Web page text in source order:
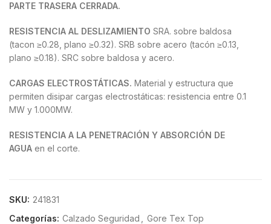
PARTE TRASERA CERRADA.
RESISTENCIA AL DESLIZAMIENTO SRA. sobre baldosa
(tacon ≥0.28, plano ≥0.32). SRB sobre acero (tacón ≥0.13,
plano ≥0.18). SRC sobre baldosa y acero.
CARGAS ELECTROSTÁTICAS. Material y estructura que
permiten disipar cargas electrostáticas: resistencia entre 0.1
MW y 1.000MW.
RESISTENCIA A LA PENETRACIÓN Y ABSORCIÓN DE
AGUA en el corte.
SKU: 241831
Categorías: Calzado Seguridad Gore Tex Top